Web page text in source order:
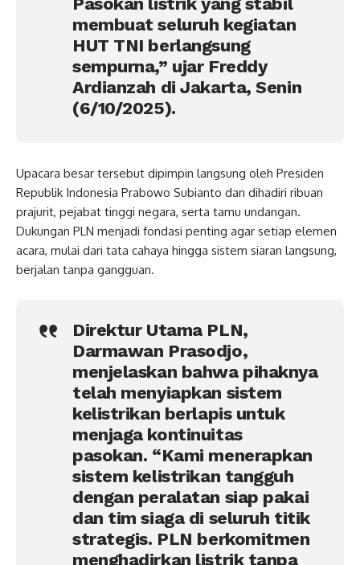
membuat seluruh kegiatan
HUT TNI berlangsung
sempurna,” ujar Freddy
Ardianzah di Jakarta, Senin
(6/10/2025).
Upacara besar tersebut dipimpin langsung oleh Presiden
Republik Indonesia Prabowo Subianto dan dihadiri ribuan
prajurit, pejabat tinggi negara, serta tamu undangan.
Dukungan PLN menjadi fondasi penting agar setiap elemen
acara, mulai dari tata cahaya hingga sistem siaran langsung,
berjalan tanpa gangguan.
Direktur Utama PLN,
Darmawan Prasodjo,
menjelaskan bahwa pihaknya
telah menyiapkan sistem
kelistrikan berlapis untuk
menjaga kontinuitas
pasokan. “Kami menerapkan
sistem kelistrikan tangguh
dengan peralatan siap pakai
dan tim siaga di seluruh titik
strategis. PLN berkomitmen
menghadirkan listrik tanpa